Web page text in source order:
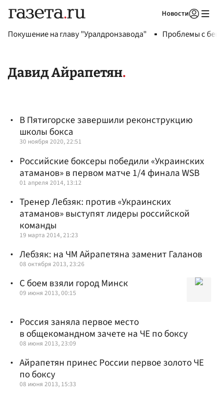
Новости
Покушение на главу "Уралдронзавода" Проблемы с
Давид Айрапетян
В Пятигорске завершили реконструкцию
школы бокса
30 ноября 2020, 22:51
Российские боксеры победили «Украинских
атаманов» в первом матче 1/4 финала WSB
01 апреля 2014, 13:12
Тренер Лебзяк: против «Украинских
атаманов» выступят лидеры российской
команды
19 марта 2014, 21:23
Лебзяк: на ЧМ Айрапетяна заменит Галанов
08 октября 2013, 23:26
С боем взяли город Минск
09 июня 2013, 00:15
Россия заняла первое место
в общекомандном зачете на ЧЕ по боксу
08 июня 2013, 23:09
Айрапетян принес России первое золото ЧЕ
по боксу
08 июня 2013, 15:33